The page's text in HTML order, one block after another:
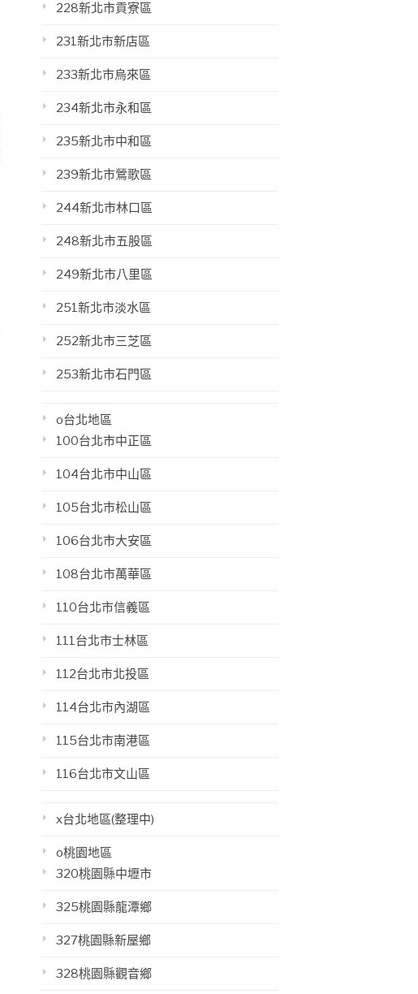
228新北市貢寮區
231新北市新店區
233新北市烏來區
234新北市永和區
235新北市中和區
239新北市鶯歌區
244新北市林口區
248新北市五股區
249新北市八里區
251新北市淡水區
252新北市三芝區
253新北市石門區
o台北地區
100台北市中正區
104台北市中山區
105台北市松山區
106台北市大安區
108台北市萬華區
110台北市信義區
111台北市士林區
112台北市北投區
114台北市內湖區
115台北市南港區
116台北市文山區
x台北地區(整理中)
o桃園地區
320桃園縣中壢市
325桃園縣龍潭鄉
327桃園縣新屋鄉
328桃園縣觀音鄉